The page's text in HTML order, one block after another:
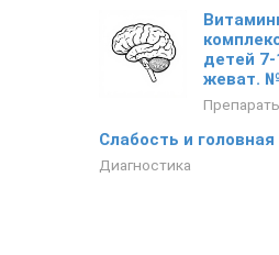
детей 7-
жеват.
Слабость и головная
Диагностика